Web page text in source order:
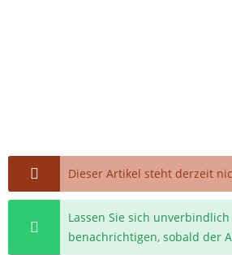
Dieser Artikel steht derzeit
Lassen Sie sich
benachrichtigen, sobald der